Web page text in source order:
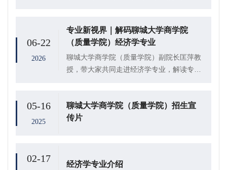
项目式学习为核心，深度联动本地龙头企
业、校友...
06-22
2026
专业新视界｜解码聊城大学商学院
（质量学院）经济学专业
​聊城大学商学院（质量学院）副院长匡萍教
授，带大家共同走进经济学专业，解读专业
05-16
2025
聊城大学商学院（质量学院）招生宣
传片
02-17
经济学专业介绍